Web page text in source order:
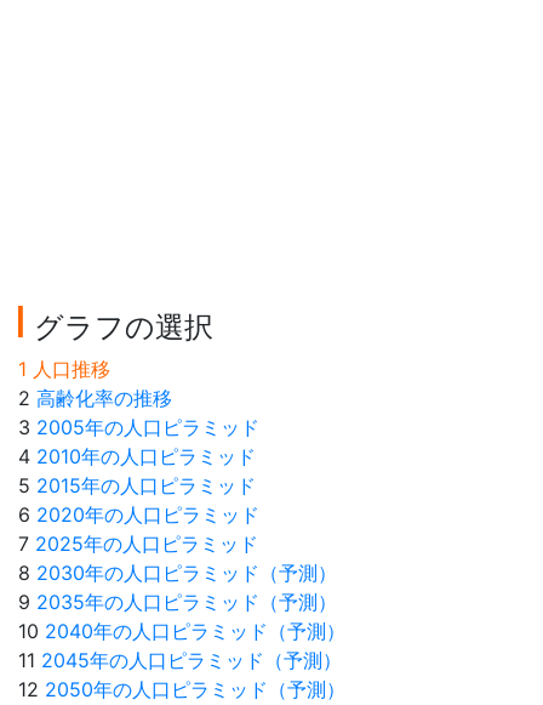
グラフの選択
1 人口推移
2 高齢化率の推移
3 2005年の人口ピラミッド
4 2010年の人口ピラミッド
5 2015年の人口ピラミッド
6 2020年の人口ピラミッド
7 2025年の人口ピラミッド
8 2030年の人口ピラミッド（予測）
9 2035年の人口ピラミッド（予測）
10 2040年の人口ピラミッド（予測）
11 2045年の人口ピラミッド（予測）
12 2050年の人口ピラミッド（予測）